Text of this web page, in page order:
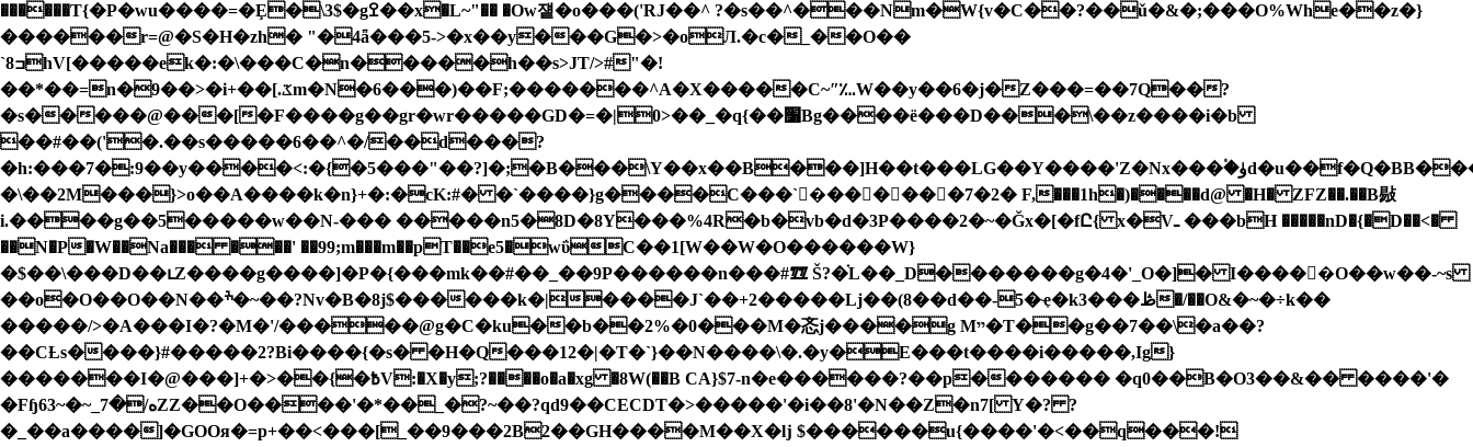
������T{�P�wu����=�Ȩ�\3$�gߐ��x�L~"�� �Ow쟽�o���('RJ��^ ?�s��^���Nm�W{v�C��?��ǔ�&�;���O%Whe��z�}
������r=@�S�H�zh� "�4ǟ���5->�x��y���G�>�oЛ.�c�_��O��
`8ߏhV[�����ek�:�\���C�n�����h��s>JT/>#"�!
��*��=n�9��>�i+��[.ػm�N�6���)��F;�������^A�X�����C~ʺ؊W��y��6�j�Z���=��7Q��?
�s�����@���[�F����g��gr�wr�����GD�=�|0>��_�q{��׸Bg����ë���D���\��z����i�b
��#��('�.��s�����6��^�/��d���?
�h:���7�:9��y����<:�{�5���"��?]�;�B���\Y��x��B���]H��t���LG��Y����'Z�Nx���۠�ۈd�u��f�Q�BB���i"~�~���O�:�Zb⢳̄uV�\��/ �)T����o#�t�9ma�4�,kD)�id#,����3�j����i>g�#ă�WhD�]�#��
�\��2M���}>o��A����k�n}+�:�cK:#� �`����}g����C���`�ٍ������7�2� F,���1h�)����d@ �H� ZFZ��.��B敡
i.����g��5�����w��N-��� �����n5�8D�8Y���%4R�b�vb�d�3P����2�~�Ğx�[�fԸ{ x�Vـ ���bH �����nD�{�D��<�
��N�P�W��Na��� ���' ��99;m���m��pT��e5�wΰC��1[W��W�O������W}
�$��\���D��ւZ����g����]�P�{���mk��#��_��9P������n���#ᮾ Š?�֗L��_D�������g�4�'_O�]� I�����O��w��-~s
��o�O��O��N��ׯ�~��?Nv�B�8j$������k�|����J`��+2�����Lj��(8��d��-5�ҿ�k3���ڟ�/��O&�~�÷k��
�����/>�A���I�?�M�'/�����@g�C�ku��b��2%�0���M�忞j����g Mײ�T��g��7��\�a��?
��CȽs����}#�����2?Bi����{�s� �H�Q���12�|�T�`}��N����\�.�y�E���t����i�����,Ig}
�������I�@���]+�>��{�߿V:�X�y;?����o�a�xg �8W(��B СA}$7-n�e������?��p������� �q0��B�O3��&�� ����'�
�Fɧه/�7_~�~63 ZZ��O����'�*��_�?~��?qd9��CECDT�>�����'�i��8'�N��Z�n7[ Y�? ?
�_��a����]�GOOя�=p+��<���[_��9���2B2��GH����M��X�ǉ $������u{����'�<��q���!